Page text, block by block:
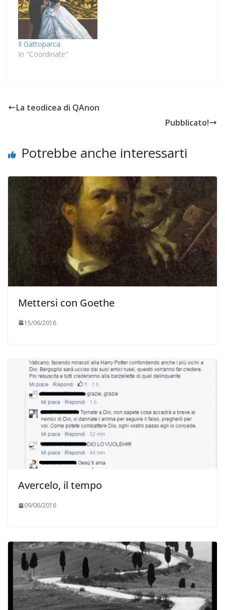
Il Gattoparca
In "Coordinate"
La teodicea di QAnon
Pubblicato!
Potrebbe anche interessarti
Mettersi con Goethe
15/06/2016
Avercelo, il tempo
09/06/2016